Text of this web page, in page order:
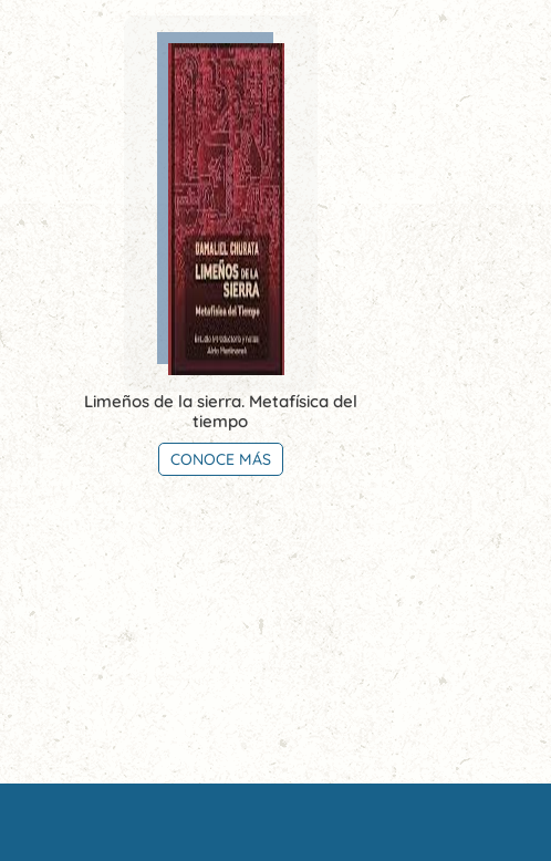
Limeños de la sierra. Metafísica del
tiempo
CONOCE MÁS